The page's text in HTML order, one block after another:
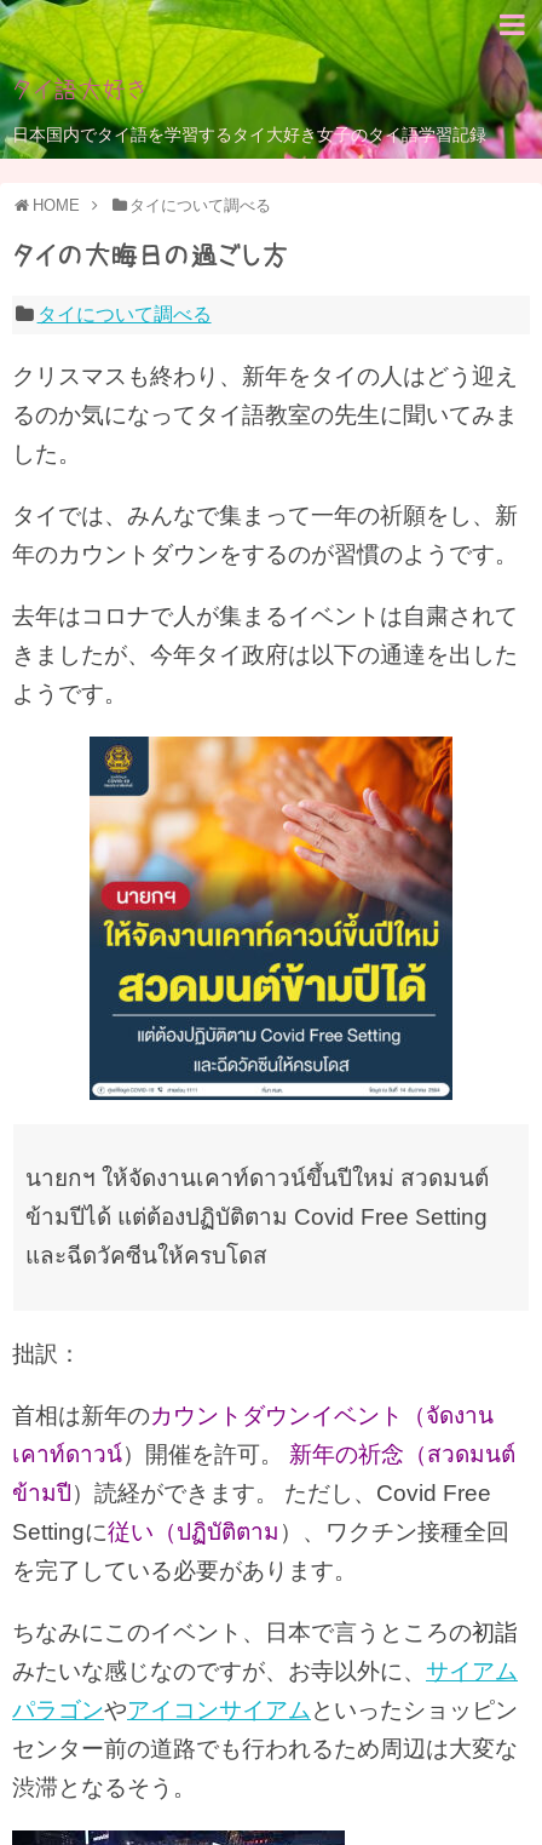
タイ語大好き
日本国内でタイ語を学習するタイ大好き女子のタイ語学習記録
HOME タイについて調べる
タイの大晦日の過ごし方
タイについて調べる
クリスマスも終わり、新年をタイの人はどう迎え
るのか気になってタイ語教室の先生に聞いてみま
した。
タイでは、みんなで集まって一年の祈願をし、新
年のカウントダウンをするのが習慣のようです。
去年はコロナで人が集まるイベントは自粛されて
きましたが、今年タイ政府は以下の通達を出した
ようです。
นายกฯ ให้จัดงานเคาท์ดาวน์ขึ้นปีใหม่ สวดมนต์
ข้ามปีได้ แต่ต้องปฏิบัติตาม Covid Free Setting
และฉีดวัคซีนให้ครบโดส
拙訳：
首相は新年のカウントダウンイベント（จัดงาน
เคาท์ดาวน์）開催を許可。 新年の祈念（สวดมนต์
ข้ามปี ）読経ができます。 ただし、Covid Free
Settingに従い（ปฏิบัติตาม ）、ワクチン接種全回
を完了している必要があります。
ちなみにこのイベント、日本で言うところの初詣
みたいな感じなのですが、お寺以外に、 サイアム
パラゴンやアイコンサイアム といったショッピン
センター前の道路でも行われるため周辺は大変な
渋滞となるそう。